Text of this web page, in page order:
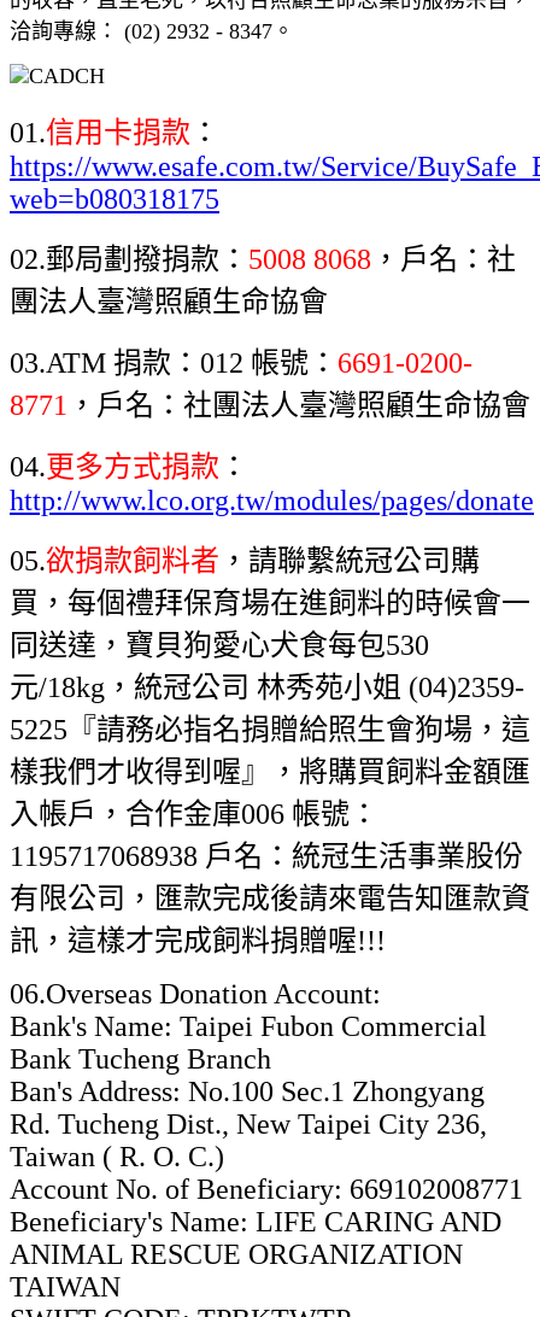
洽詢專線： (02) 2932 - 8347。
01.信用卡捐款 ：
https://www.esafe.com.tw/Service/
web=b080318175
02.郵局劃撥捐款： 5008 8068 ，戶名：社
團法人臺灣照顧生命協會
03.ATM 捐款：012 帳號： 6691-0200-
8771 ，戶名：社團法人臺灣照顧生命協會
04.更多方式捐款 ：
http://www.lco.org.tw/modules/pages/donate
05.欲捐款飼料者 ，請聯繫統冠公司購
買，每個禮拜保育場在進飼料的時候會一
同送達，寶貝狗愛心犬食每包530
元/18kg，統冠公司 林秀苑小姐 (04)2359-
5225『請務必指名捐贈給照生會狗場，這
樣我們才收得到喔』，將購買飼料金額匯
入帳戶，合作金庫006 帳號：
1195717068938 戶名：統冠生活事業股份
有限公司，匯款完成後請來電告知匯款資
訊，這樣才完成飼料捐贈喔!!!
06.Overseas Donation Account:
Bank's Name: Taipei Fubon Commercial
Bank Tucheng Branch
Ban's Address: No.100 Sec.1 Zhongyang
Rd. Tucheng Dist., New Taipei City 236,
Taiwan ( R. O. C.)
Account No. of Beneficiary: 669102008771
Beneficiary's Name: LIFE CARING AND
ANIMAL RESCUE ORGANIZATION
TAIWAN